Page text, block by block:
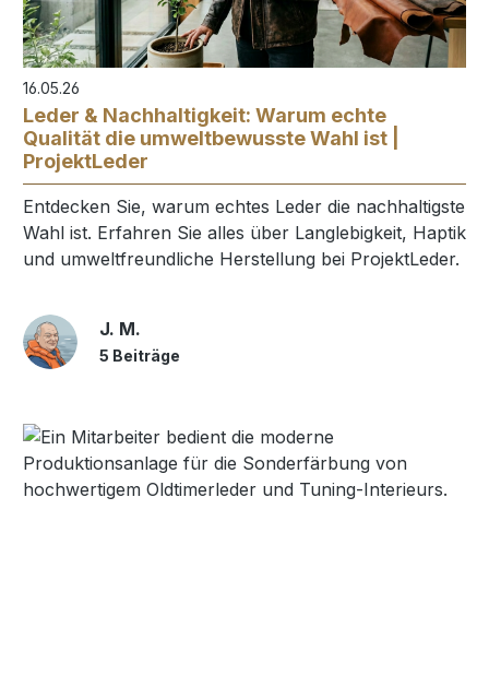
16.05.26
Leder & Nachhaltigkeit: Warum echte
Qualität die umweltbewusste Wahl ist |
ProjektLeder
Entdecken Sie, warum echtes Leder die nachhaltigste
Wahl ist. Erfahren Sie alles über Langlebigkeit, Haptik
und umweltfreundliche Herstellung bei ProjektLeder.
J. M.
5 Beiträge